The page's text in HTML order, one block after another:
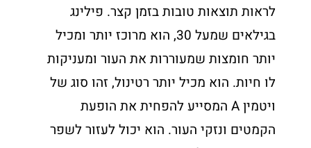
לראות תוצאות טובות בזמן קצר. פילינג
בגילאים שמעל 30, הוא מרוכז יותר ומכיל
יותר חומצות שמעוררות את העור ומעניקות
לו חיות. הוא מכיל יותר רטינול, זהו סוג של
ויטמין A המסייע להפחית את הופעת
הקמטים ונזקי העור. הוא יכול לעזור לשפר